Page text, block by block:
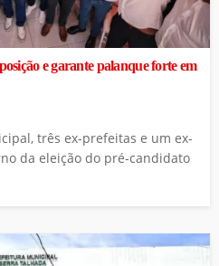
e garante palanque forte em
três ex-prefeitas e um ex-
da eleição do pré-candidato